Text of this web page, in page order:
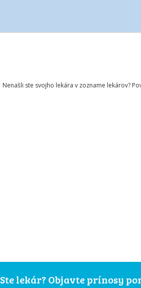
Nenašli ste svojho lekára v zozname lekárov?
Ste lekár? Objavte prínosy